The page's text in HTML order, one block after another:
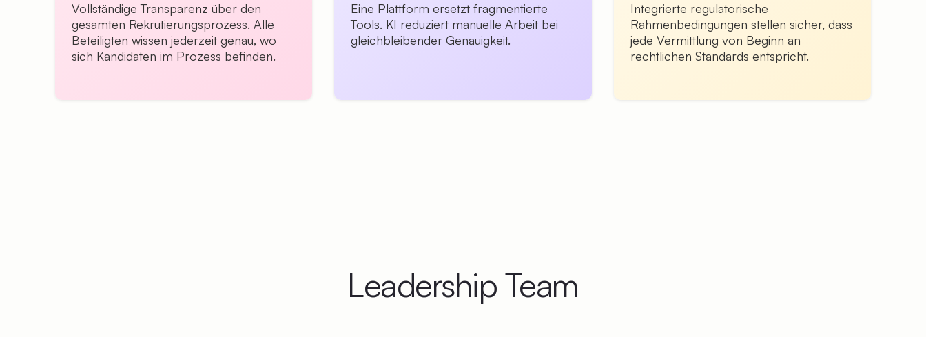
Vollständige Transparenz über den
gesamten Rekrutierungsprozess. Alle
Beteiligten wissen jederzeit genau, wo
sich Kandidaten im Prozess befinden.
Eine Plattform ersetzt fragmentierte
Tools. KI reduziert manuelle Arbeit bei
gleichbleibender Genauigkeit.
Integrierte regulatorische
Rahmenbedingungen stellen sicher, dass
jede Vermittlung von Beginn an
rechtlichen Standards entspricht.
Leadership Team